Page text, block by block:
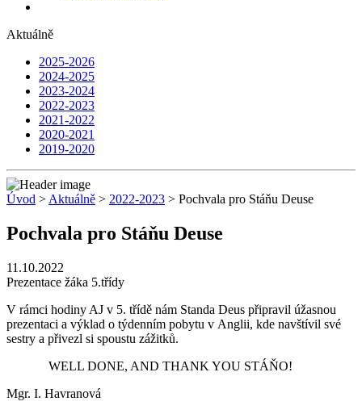
Aktuálně
2025-2026
2024-2025
2023-2024
2022-2023
2021-2022
2020-2021
2019-2020
Úvod > Aktuálně > 2022-2023 > Pochvala pro Stáňu Deuse
Pochvala pro Stáňu Deuse
11.10.2022
Prezentace žáka 5.třídy
V rámci hodiny AJ v 5. třídě nám Standa Deus připravil úžasnou
prezentaci a výklad o týdenním pobytu v Anglii, kde navštívil své
sestry a přivezl si spoustu zážitků.
WELL DONE, AND THANK YOU STÁŇO!
Mgr. I. Havranová